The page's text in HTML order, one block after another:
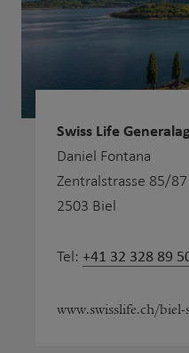
Swiss Life
Daniel Fontana
Zentralstrasse 85/87
2503 Biel
Tel: +41 32 328 89
www.swisslife.ch/biel-